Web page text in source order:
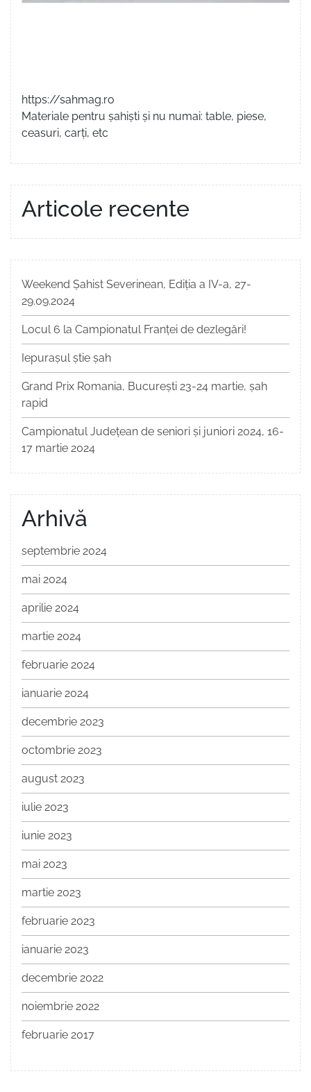
https://sahmag.ro
Materiale pentru șahiști și nu numai: table, piese,
ceasuri, carți, etc
Articole recente
Weekend Șahist Severinean, Ediția a IV-a, 27-
29.09.2024
Locul 6 la Campionatul Franței de dezlegări!
Iepurașul știe șah
Grand Prix Romania, București 23-24 martie, șah
rapid
Campionatul Județean de seniori și juniori 2024, 16-
17 martie 2024
Arhivă
septembrie 2024
mai 2024
aprilie 2024
martie 2024
februarie 2024
ianuarie 2024
decembrie 2023
octombrie 2023
august 2023
iulie 2023
iunie 2023
mai 2023
martie 2023
februarie 2023
ianuarie 2023
decembrie 2022
noiembrie 2022
februarie 2017